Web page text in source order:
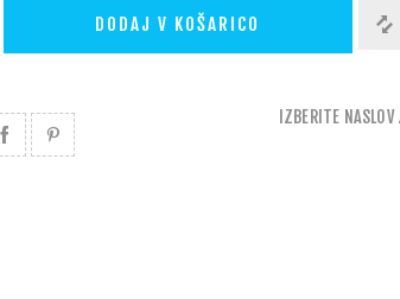
DODAJ V KOŠARICO
IZBERITE